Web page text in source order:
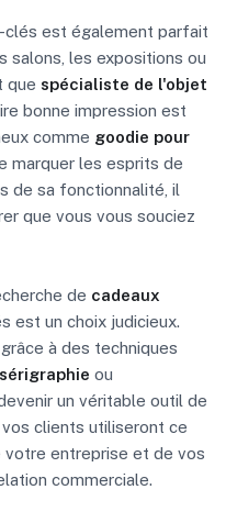
clés est également parfait
salons, les expositions ou
que spécialiste de l'objet
bonne impression est
comme goodie pour
marquer les esprits de
de sa fonctionnalité, il
que vous vous souciez
de cadeaux
est un choix judicieux.
à des techniques
sérigraphie ou
un véritable outil de
clients utiliseront ce
entreprise et de vos
commerciale.